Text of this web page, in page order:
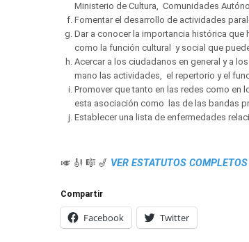
Ministerio de Cultura, Comunidades
Fomentar el desarrollo de actividades
Dar a conocer la importancia histórica
como la función cultural y social que
Acercar a los ciudadanos en general y a
mano las actividades, el repertorio y el
Promover que tanto en las redes como
esta asociación como las de las bandas
Establecer una lista de enfermedades
🎺 🎻 🎼 🎷 VER ESTATUTOS COMPLETOS
Compartir
Facebook Twitter